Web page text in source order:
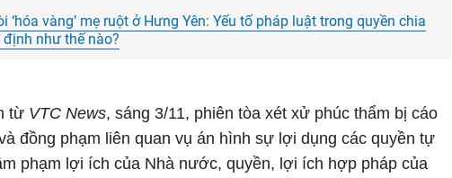
‘hóa vàng’ mẹ ruột ở Hưng Yên: Yếu tố pháp luật trong quyền chia
như thế nào?
từ VTC News, sáng 3/11, phiên tòa xét xử phúc thẩm bị cáo
đồng phạm liên quan vụ án hình sự lợi dụng các quyền tự
phạm lợi ích của Nhà nước, quyền, lợi ích hợp pháp của